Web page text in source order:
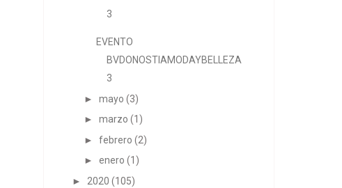
3
EVENTO
BVDONOSTIAMODAYBELLEZA
3
► mayo (3)
► marzo (1)
► febrero (2)
► enero (1)
► 2020 (105)